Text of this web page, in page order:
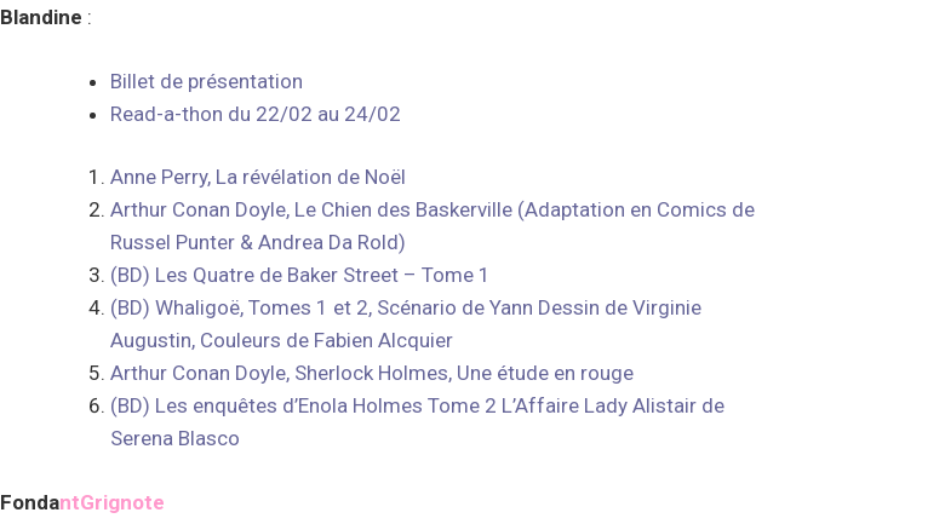
Blandine :
Billet de présentation
Read-a-thon du 22/02 au 24/02
Anne Perry, La révélation de Noël
Arthur Conan Doyle, Le Chien des Baskerville (Adaptation en Comics de
Russel Punter & Andrea Da Rold)
(BD) Les Quatre de Baker Street – Tome 1
(BD) Whaligoë, Tomes 1 et 2, Scénario de Yann Dessin de Virginie
Augustin, Couleurs de Fabien Alcquier
Arthur Conan Doyle, Sherlock Holmes, Une étude en rouge
(BD) Les enquêtes d’Enola Holmes Tome 2 L’Affaire Lady Alistair de
Serena Blasco
FondantGrignote